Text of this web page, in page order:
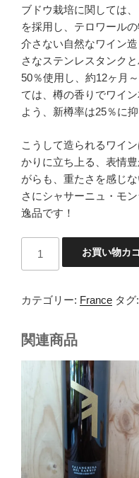
ブドウ栽培に関しては
を採用し、テロワール
介さない自然なワイン
さなステンレスタンク
50％使用し、約12ヶ月
ては、樽の香りでワイ
よう、新樽率は25％に
こうして造られるワイ
かりに立ち上る、表情
がらも、重たさを感じ
さにシャサーニュ・モ
逸品です！
Niellon
1er
blanc
Maltoie
個
お買い物カ
カテゴリー: France タグ:
関連商品